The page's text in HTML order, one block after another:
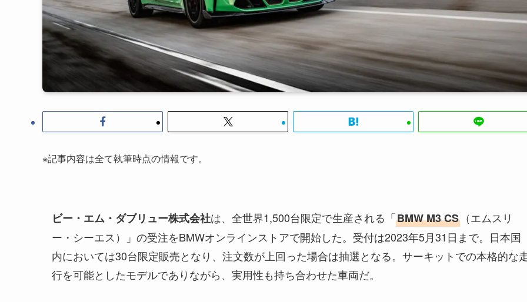
※記事内容は全て執筆時点の情報です。
ビー・エム・ダブリュー株式会社は、全世界1,500台限定で生産される「BMW M3 CS （エムスリ
ー・シーエス）」の受注をBMWオンラインストアで開始した。受付は2023年5月31日まで。日本国
内においては30台限定販売となり、注文数が上回った場合は抽選となる。サーキットでの本格的な
行を可能としたモデルでありながら、実用性も持ち合わせた車両だ。